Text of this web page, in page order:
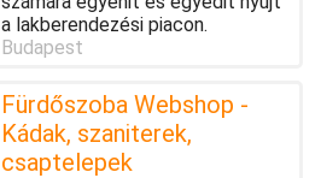
a lakberendezési piacon.
Budapest
Fürdőszoba Webshop -
Kádak, szaniterek,
csaptelepek